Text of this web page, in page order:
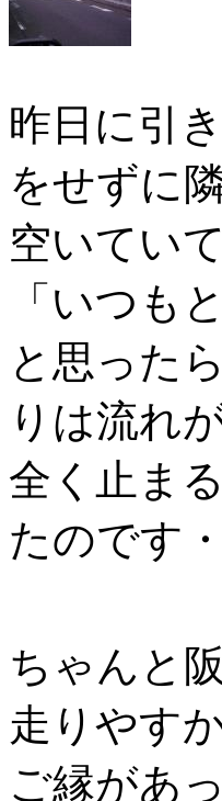
昨日に引
をせずに
空いてい
「いつも
と思った
りは流れ
全く止ま
たのです
ちゃんと
走りやす
ご縁があ